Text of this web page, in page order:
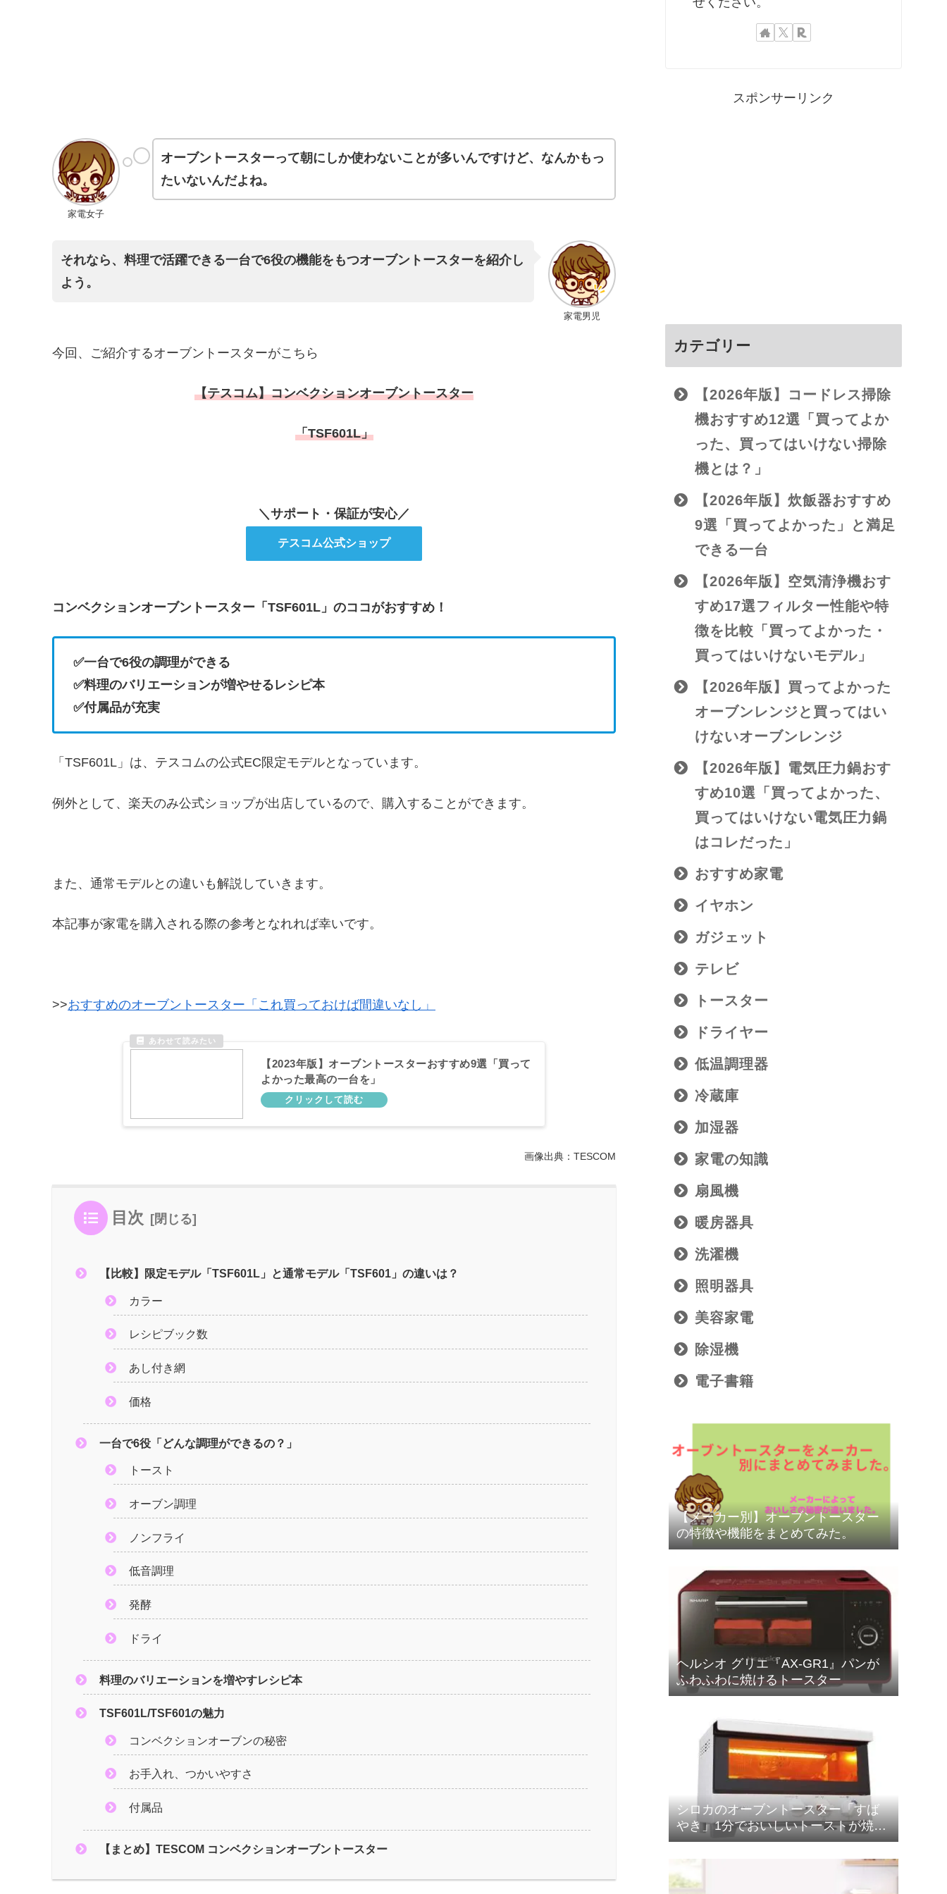
家電女子
オーブントースターって朝にしか使わないことが多いんですけど、なんかもっ
たいないんだよね。
家電男児
それなら、料理で活躍できる一台で6役の機能をもつオーブントースターを紹介し
よう。
今回、ご紹介するオーブントースターがこちら
【テスコム】コンベクションオーブントースター
「TSF601L」
＼サポート・保証が安心／
テスコム公式ショップ
コンベクションオーブントースター「TSF601L」のココがおすすめ！
✅一台で6役の調理ができる
✅料理のバリエーションが増やせるレシピ本
✅付属品が充実
「TSF601L」は、テスコムの公式EC限定モデルとなっています。
例外として、楽天のみ公式ショップが出店しているので、購入することができます。
また、通常モデルとの違いも解説していきます。
本記事が家電を購入される際の参考となれれば幸いです。
>>おすすめのオーブントースター「これ買っておけば間違いなし」
【2023年版】オーブントースターおすすめ9選「買って
よかった最高の一台を」
画像出典：TESCOM
目次
【比較】限定モデル「TSF601L」と通常モデル「TSF601」の違いは？
カラー
レシピブック数
あし付き網
価格
一台で6役「どんな調理ができるの？」
トースト
オーブン調理
ノンフライ
低音調理
発酵
ドライ
料理のバリエーションを増やすレシピ本
TSF601L/TSF601の魅力
コンベクションオーブンの秘密
お手入れ、つかいやすさ
付属品
【まとめ】TESCOM コンベクションオーブントースター
スポンサーリンク
カテゴリー
【2026年版】コードレス掃除
機おすすめ12選「買ってよか
った、買ってはいけない掃除
機とは？」
【2026年版】炊飯器おすすめ
9選「買ってよかった」と満足
できる一台
【2026年版】空気清浄機おす
すめ17選フィルター性能や特
徴を比較「買ってよかった・
買ってはいけないモデル」
【2026年版】買ってよかった
オーブンレンジと買ってはい
けないオーブンレンジ
【2026年版】電気圧力鍋おす
すめ10選「買ってよかった、
買ってはいけない電気圧力鍋
はコレだった」
おすすめ家電
イヤホン
ガジェット
テレビ
トースター
ドライヤー
低温調理器
冷蔵庫
加湿器
家電の知識
扇風機
暖房器具
洗濯機
照明器具
美容家電
除湿機
電子書籍
【メーカー別】オーブントースター
の特徴や機能をまとめてみた。
ヘルシオ グリエ『AX-GR1』パンが
ふわふわに焼けるトースター
シロカのオーブントースター「すば
やき」1分でおいしいトーストが焼け
る